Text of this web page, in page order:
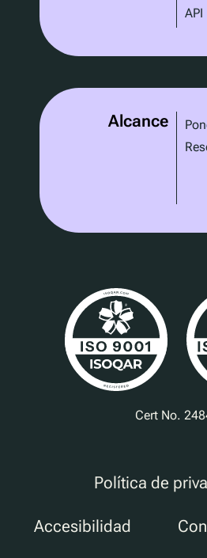
API
Alcance
Cert No.
Política de
Accesibilidad